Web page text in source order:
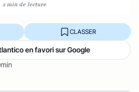
2 min de lecture
CLASSER
en favori sur Google